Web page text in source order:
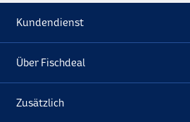
Kundendienst
Über Fischdeal
Zusätzlich